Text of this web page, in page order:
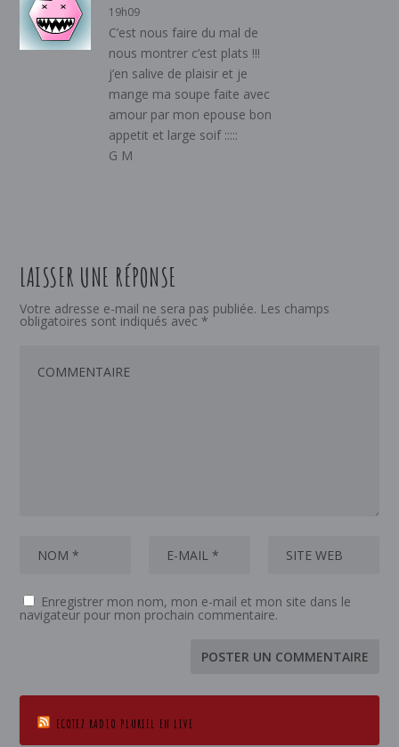
19h09
C’est nous faire du mal de
nous montrer c’est plats !!!
j’en salive de plaisir et je
mange ma soupe faite avec
amour par mon epouse bon
appetit et large soif :::::
G M
LAISSER UNE RÉPONSE
Votre adresse e-mail ne sera pas publiée. Les champs
obligatoires sont indiqués avec *
Enregistrer mon nom, mon e-mail et mon site dans le
navigateur pour mon prochain commentaire.
ECOTEZ RADIO PLURIEL EN LIVE